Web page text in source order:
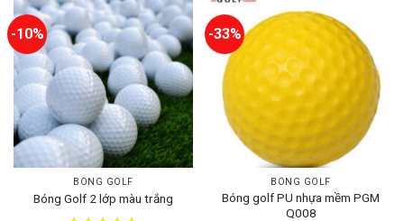
-10%
BÓNG GOLF
Bóng Golf 2 lớp màu trắng
-33%
BÓNG GOLF
Bóng golf PU nhựa mềm PGM
Q008